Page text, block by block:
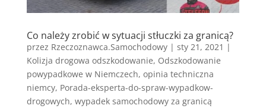
Co należy zrobić w sytuacji stłuczki za granicą?
przez Rzeczoznawca.Samochodowy| sty 21, 2021 |
Kolizja drogowa odszkodowanie, Odszkodowanie
powypadkowe w Niemczech, opinia techniczna
niemcy, Porada-eksperta-do-spraw-wypadkow-
drogowych, wypadek samochodowy za granicą